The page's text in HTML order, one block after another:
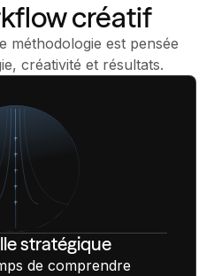
créatif
méthodologie est pensée
créativité et résultats.
stratégique
de comprendre